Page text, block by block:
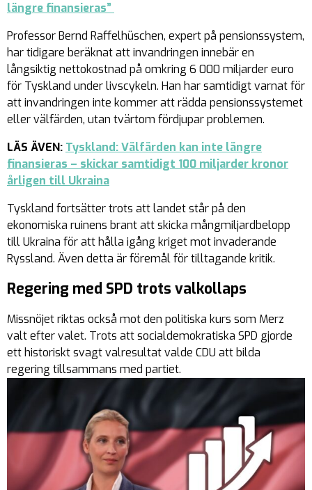
längre finansieras”
Professor Bernd Raffelhüschen, expert på pensionssystem,
har tidigare beräknat att invandringen innebär en
långsiktig nettokostnad på omkring 6 000 miljarder euro
för Tyskland under livscykeln. Han har samtidigt varnat för
att invandringen inte kommer att rädda pensionssystemet
eller välfärden, utan tvärtom fördjupar problemen.
LÄS ÄVEN: Tyskland: Välfärden kan inte längre
finansieras – skickar samtidigt 100 miljarder kronor
årligen till Ukraina
Tyskland fortsätter trots att landet står på den
ekonomiska ruinens brant att skicka mångmiljardbelopp
till Ukraina för att hålla igång kriget mot invaderande
Ryssland. Även detta är föremål för tilltagande kritik.
Regering med SPD trots valkollaps
Missnöjet riktas också mot den politiska kurs som Merz
valt efter valet. Trots att socialdemokratiska SPD gjorde
ett historiskt svagt valresultat valde CDU att bilda
regering tillsammans med partiet.